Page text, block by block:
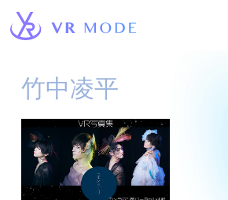
竹中凌平